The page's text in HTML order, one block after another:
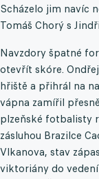
Scházelo jim navíc
Tomáš Chorý s
Navzdory špatné
otevřít skóre.
hřiště a přihrál na
vápna zamířil
plzeňské fotbalisty
zásluhou Brazilce
Vlkanova, stav
viktoriány do